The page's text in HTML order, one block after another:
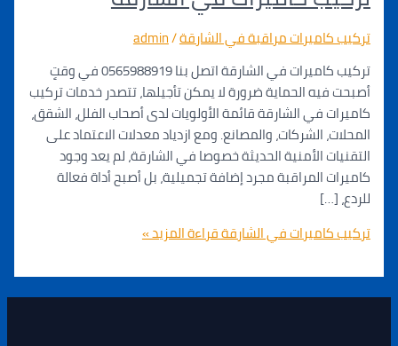
مراقبة في الشارقة/
admin
تركيب كاميرات في الشارقة اتصل بنا 0565988919 في وقتٍ
الحماية ضرورة لا يمكن تأجيلها، تتصدر خدمات تركيب
في الشارقة قائمة الأولويات لدى أصحاب الفلل، الشقق،
الشركات، والمصانع. ومع ازدياد معدلات الاعتماد على
الأمنية الحديثة خصوصا في الشارقة، لم يعد وجود
المراقبة مجرد إضافة تجميلية، بل أصبح أداة فعالة
في الشارقةقراءة المزيد »